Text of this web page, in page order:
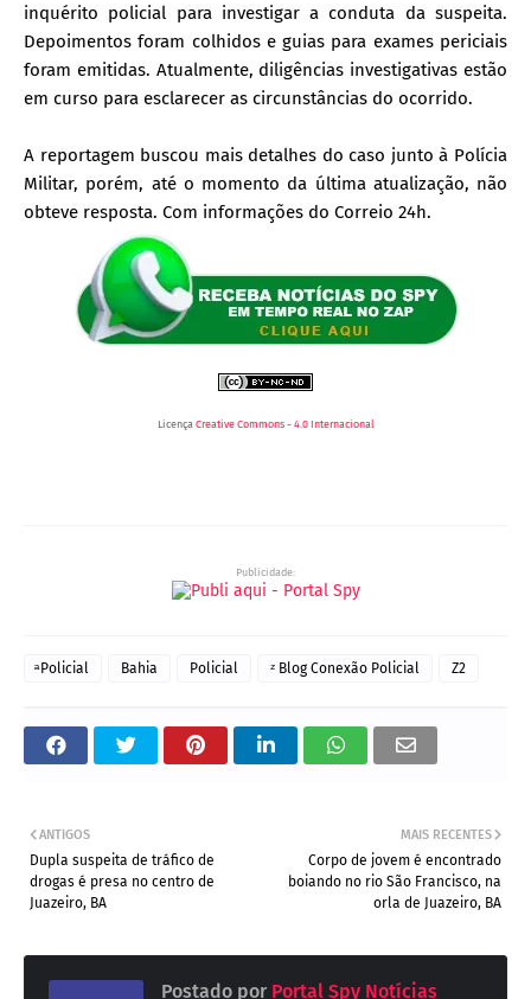
inquérito policial para investigar a conduta da suspeita.
Depoimentos foram colhidos e guias para exames periciais
foram emitidas. Atualmente, diligências investigativas estão
em curso para esclarecer as circunstâncias do ocorrido.
A reportagem buscou mais detalhes do caso junto à Polícia
Militar, porém, até o momento da última atualização, não
obteve resposta. Com informações do Correio 24h.
Licença Creative Commons - 4.0 Internacional
Publicidade:
ͣ Policial Bahia Policial ᶻ Blog Conexão Policial Z2
MAIS RECENTES
Corpo de jovem é encontrado
boiando no rio São Francisco, na
orla de Juazeiro, BA
ANTIGOS
Dupla suspeita de tráfico de
drogas é presa no centro de
Juazeiro, BA
Postado por Portal Spy Notícias